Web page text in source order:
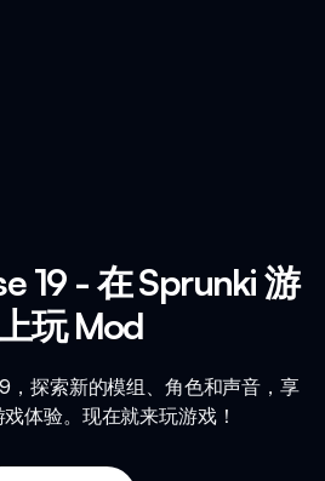
19 - 在 Sprunki 游
玩 Mod
探索新的模组、角色和声音，享
体验。现在就来玩游戏！